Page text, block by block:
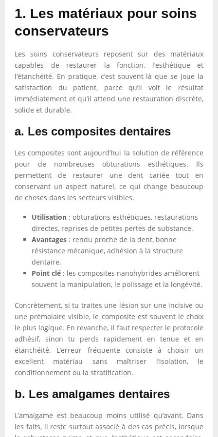
1. Les matériaux pour soins
conservateurs
Les soins conservateurs reposent sur des matériaux
capables de restaurer la fonction, l’esthétique et
l’étanchéité. En pratique, c’est souvent là que se joue la
satisfaction du patient, parce qu’il voit le résultat
immédiatement et qu’il attend une restauration discrète,
solide et durable.
a. Les composites dentaires
Les composites sont aujourd’hui la solution de référence
pour de nombreuses obturations esthétiques. Ils
permettent de restaurer une dent cariée tout en
conservant un aspect naturel, ce qui change beaucoup
de choses dans les secteurs visibles.
Utilisation : obturations esthétiques, restaurations
directes, reprises de petites pertes de substance.
Avantages : rendu proche de la dent, bonne
résistance mécanique, adhésion à la structure
dentaire.
Point clé : les composites nanohybrides améliorent
souvent la manipulation, le polissage et la longévité.
Concrètement, si tu traites une lésion sur une incisive ou
une prémolaire visible, le composite est souvent le choix
le plus logique. En revanche, il faut respecter le protocole
adhésif, sinon tu perds rapidement en tenue et en
étanchéité. L’erreur fréquente consiste à choisir un
excellent matériau sans maîtriser l’isolation, le
conditionnement ou la stratification.
b. Les amalgames dentaires
L’amalgame est beaucoup moins utilisé qu’avant. Dans
les faits, il reste surtout associé à des cas précis, lorsque